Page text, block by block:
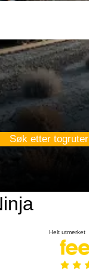
Søk etter togruter
Helt utmerket